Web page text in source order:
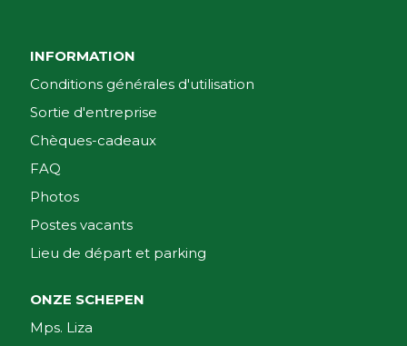
INFORMATION
Conditions générales d'utilisation
Sortie d'entreprise
Chèques-cadeaux
FAQ
Photos
Postes vacants
Lieu de départ et parking
ONZE SCHEPEN
Mps. Liza